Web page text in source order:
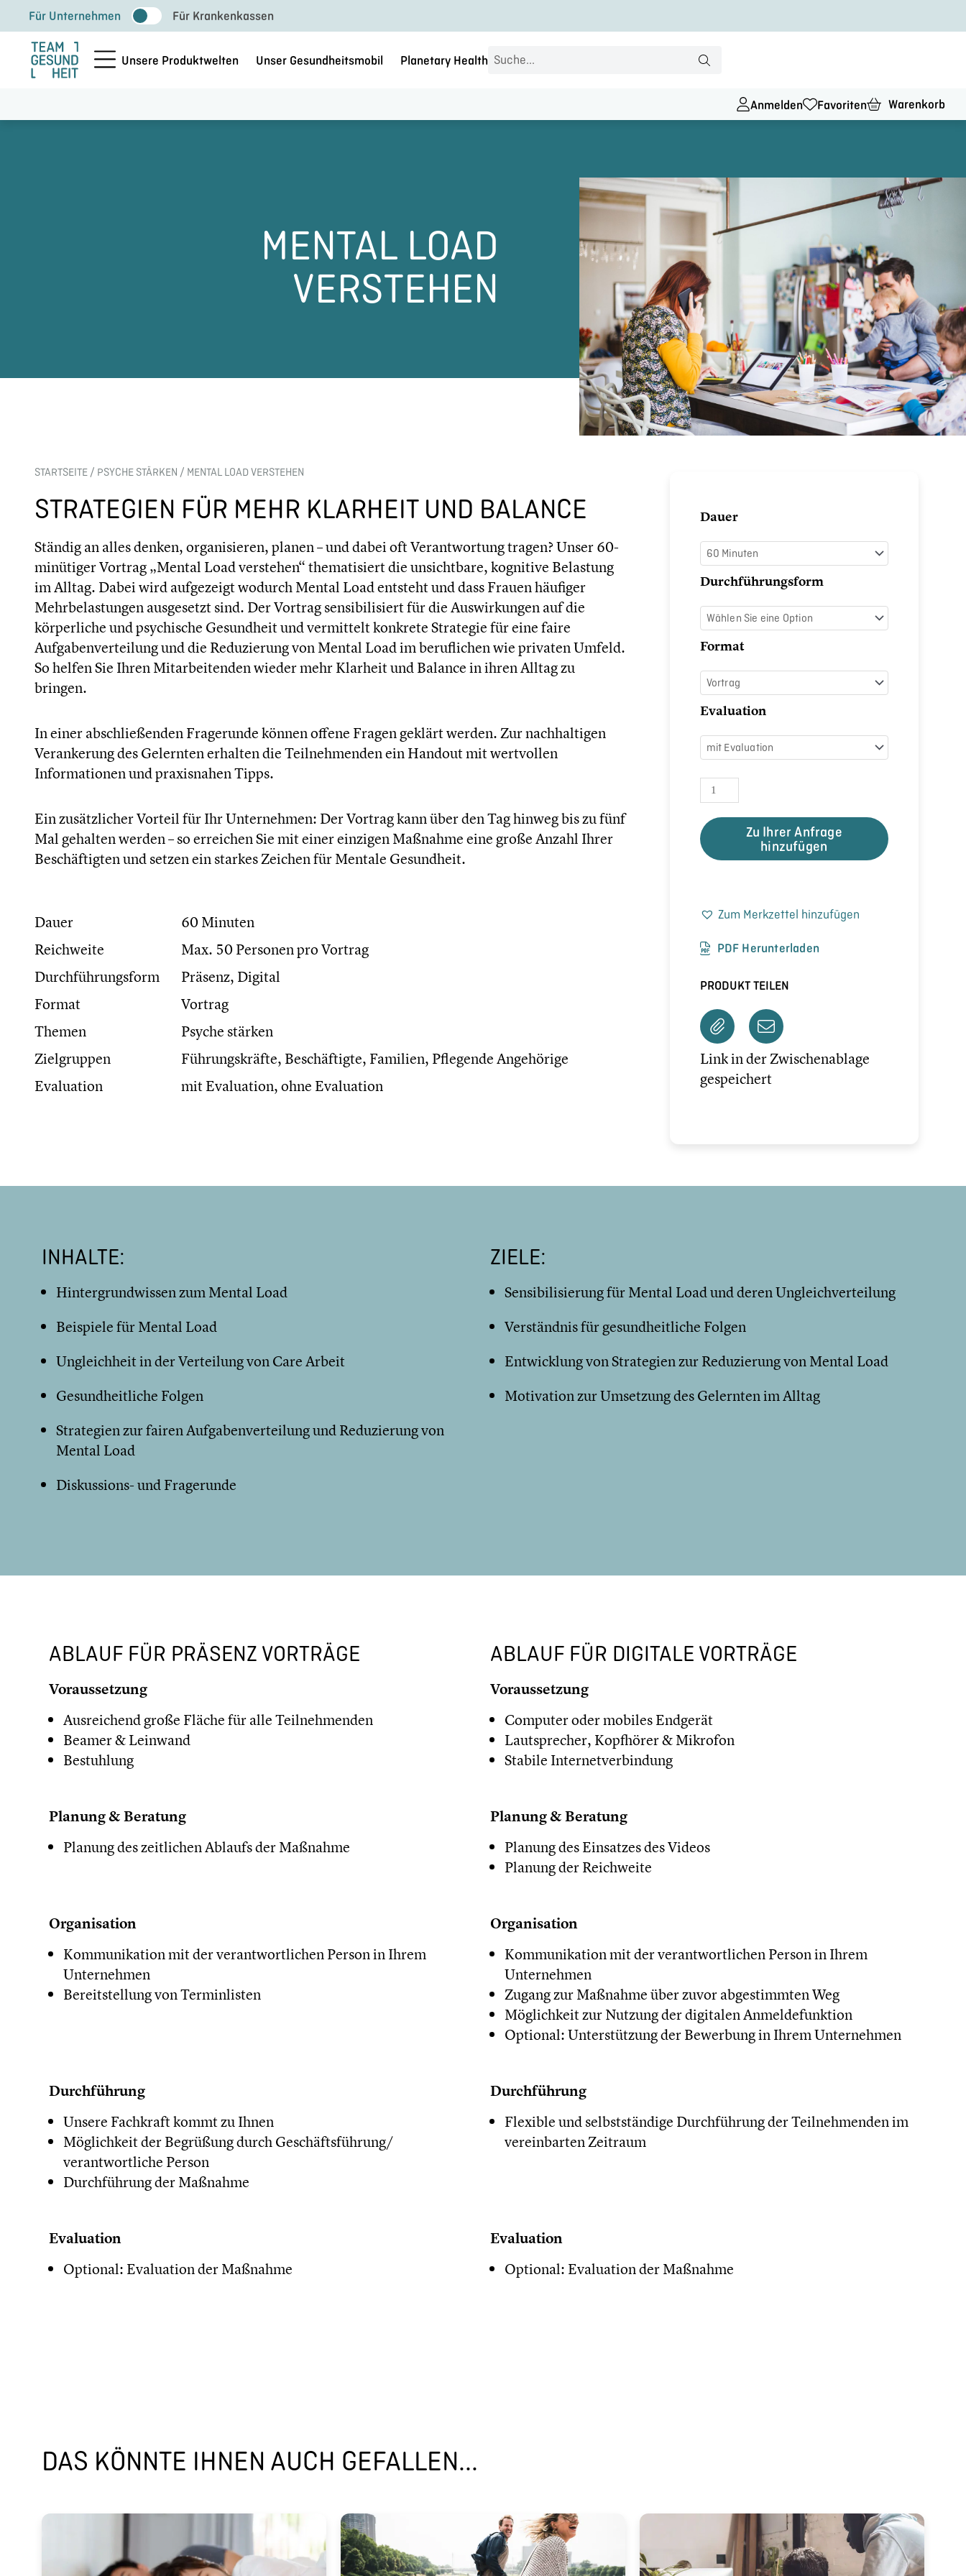
Inhalt
springen
Für Unternehmen Für Krankenkassen
Unsere Produktwelten Unser Gesundheitsmobil Planetary Health Search
Anmelden Favoriten Warenkorb
MENTAL LOAD
VERSTEHEN
STARTSEITE / PSYCHE STÄRKEN / MENTAL LOAD VERSTEHEN
STRATEGIEN FÜR MEHR KLARHEIT UND BALANCE
Ständig an alles denken, organisieren, planen – und dabei oft Verantwortung tragen? Unser 60-
minütiger Vortrag „Mental Load verstehen“ thematisiert die unsichtbare, kognitive Belastung
im Alltag. Dabei wird aufgezeigt wodurch Mental Load entsteht und dass Frauen häufiger
Mehrbelastungen ausgesetzt sind. Der Vortrag sensibilisiert für die Auswirkungen auf die
körperliche und psychische Gesundheit und vermittelt konkrete Strategie für eine faire
Aufgabenverteilung und die Reduzierung von Mental Load im beruflichen wie privaten Umfeld.
So helfen Sie Ihren Mitarbeitenden wieder mehr Klarheit und Balance in ihren Alltag zu
bringen.
In einer abschließenden Fragerunde können offene Fragen geklärt werden. Zur nachhaltigen
Verankerung des Gelernten erhalten die Teilnehmenden ein Handout mit wertvollen
Informationen und praxisnahen Tipps.
Ein zusätzlicher Vorteil für Ihr Unternehmen: Der Vortrag kann über den Tag hinweg bis zu fünf
Mal gehalten werden – so erreichen Sie mit einer einzigen Maßnahme eine große Anzahl Ihrer
Beschäftigten und setzen ein starkes Zeichen für Mentale Gesundheit.
Dauer
60 Minuten
Reichweite
Max. 50 Personen pro Vortrag
Durchführungsform
Präsenz, Digital
Format
Vortrag
Themen
Psyche stärken
Zielgruppen
Führungskräfte, Beschäftigte, Familien, Pflegende Angehörige
Evaluation
mit Evaluation, ohne Evaluation
Dauer
Durchführungsform
Format
Evaluation
Mental
verstehen
Menge
Zu Ihrer Anfrage
hinzufügen
Zum Merkzettel hinzufügen
PDF Herunterladen
PRODUKT TEILEN
Link in der Zwischenablage
gespeichert
INHALTE:
Hintergrundwissen zum Mental Load
Beispiele für Mental Load
Ungleichheit in der Verteilung von Care Arbeit
Gesundheitliche Folgen
Strategien zur fairen Aufgabenverteilung und Reduzierung von
Mental Load
Diskussions- und Fragerunde
ZIELE:
Sensibilisierung für Mental Load und deren Ungleichverteilung
Verständnis für gesundheitliche Folgen
Entwicklung von Strategien zur Reduzierung von Mental Load
Motivation zur Umsetzung des Gelernten im Alltag
ABLAUF FÜR PRÄSENZ VORTRÄGE ABLAUF FÜR DIGITALE VORTRÄGE
Voraussetzung
Ausreichend große Fläche für alle Teilnehmenden
Beamer & Leinwand
Bestuhlung
Voraussetzung
Computer oder mobiles Endgerät
Lautsprecher, Kopfhörer & Mikrofon
Stabile Internetverbindung
Planung & Beratung
Planung des zeitlichen Ablaufs der Maßnahme
Planung & Beratung
Planung des Einsatzes des Videos
Planung der Reichweite
Organisation
Kommunikation mit der verantwortlichen Person in Ihrem
Unternehmen
Bereitstellung von Terminlisten
Organisation
Kommunikation mit der verantwortlichen Person in Ihrem
Unternehmen
Zugang zur Maßnahme über zuvor abgestimmten Weg
Möglichkeit zur Nutzung der digitalen Anmeldefunktion
Optional: Unterstützung der Bewerbung in Ihrem Unternehmen
Durchführung
Unsere Fachkraft kommt zu Ihnen
Möglichkeit der Begrüßung durch Geschäftsführung/
verantwortliche Person
Durchführung der Maßnahme
Durchführung
Flexible und selbstständige Durchführung der Teilnehmenden im
vereinbarten Zeitraum
​Evaluation
Optional: Evaluation der Maßnahme
Evaluation
Optional: Evaluation der Maßnahme
DAS KÖNNTE IHNEN AUCH GEFALLEN...